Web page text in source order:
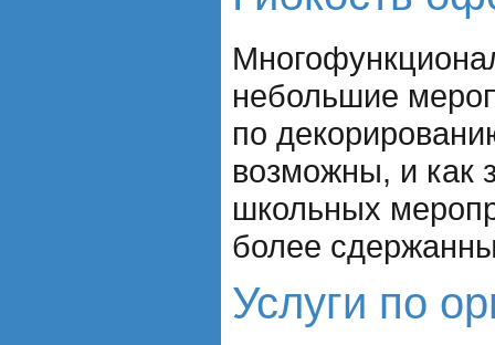
небольшие
по
возможны, и как
школьных
более
Услуги по